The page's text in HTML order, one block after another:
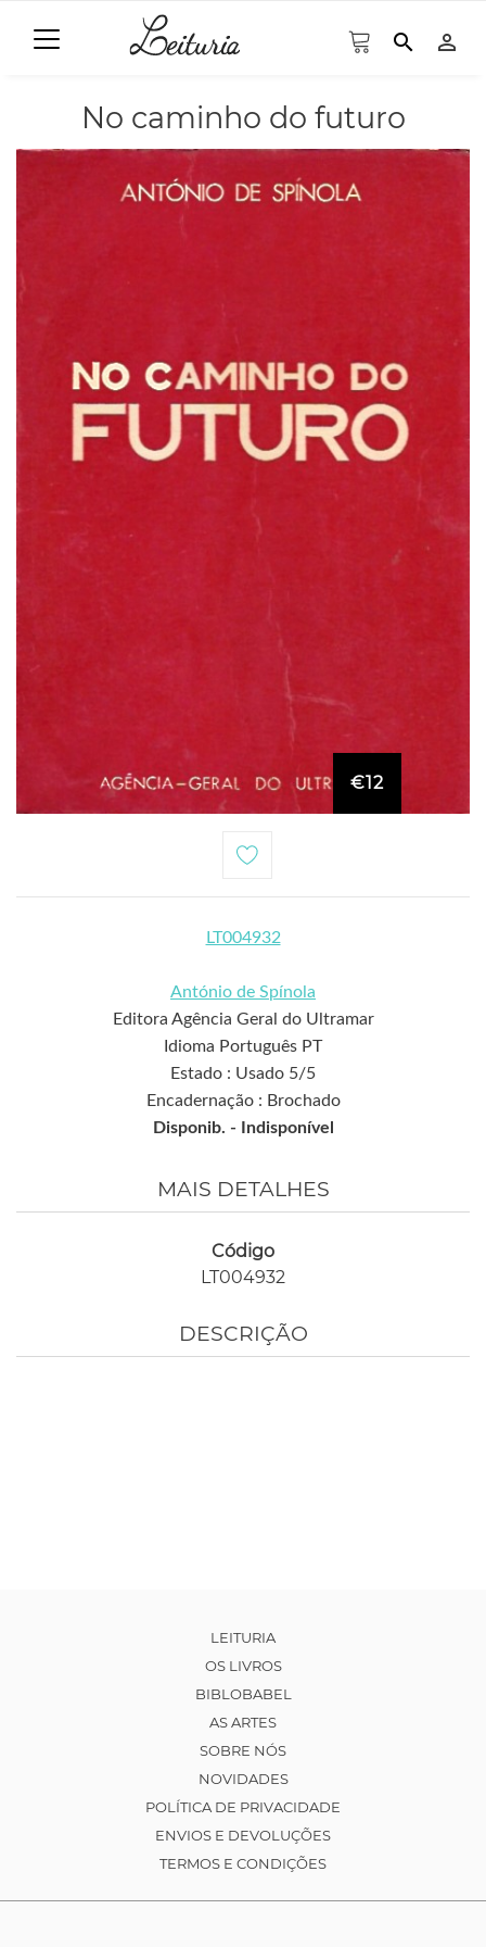
search person_outline
No caminho do futuro
€12
LT004932
António de Spínola
Editora Agência Geral do Ultramar
Idioma Português PT
Estado : Usado 5/5
Encadernação : Brochado
Disponib. -
Indisponível
MAIS DETALHES
Código
LT004932
DESCRIÇÃO
LEITURIA
OS LIVROS
BIBLOBABEL
AS ARTES
SOBRE NÓS
NOVIDADES
POLÍTICA DE PRIVACIDADE
ENVIOS E DEVOLUÇÕES
TERMOS E CONDIÇÕES